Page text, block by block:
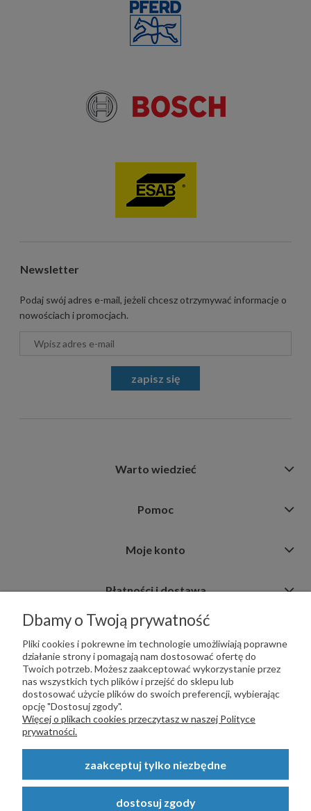
Newsletter
Podaj swój adres e-mail, jeżeli chcesz otrzymywać informacje o
nowościach i promocjach.
zapisz się
Warto wiedzieć
Pomoc
Moje konto
Płatności i dostawa
Informacje
PŁATNOŚCI OBSŁUGUJE:
Copyright © 2023STALSKLEP.PL- Akcesoria do bram i ogrodzeń -
STALSKLEP ul. Feliksa Wrobela 4a, 30-798 Kraków. Wszystkie prawa
Dbamy o Twoją prywatność
Pliki cookies i pokrewne im technologie umożliwiają poprawne
działanie strony i pomagają nam dostosować ofertę do
Twoich potrzeb. Możesz zaakceptować wykorzystanie przez
nas wszystkich tych plików i przejść do sklepu lub
dostosować użycie plików do swoich preferencji, wybierając
opcję "Dostosuj zgody".
Więcej o plikach cookies przeczytasz w naszej Polityce
prywatności.
zaakceptuj tylko niezbędne
dostosuj zgody